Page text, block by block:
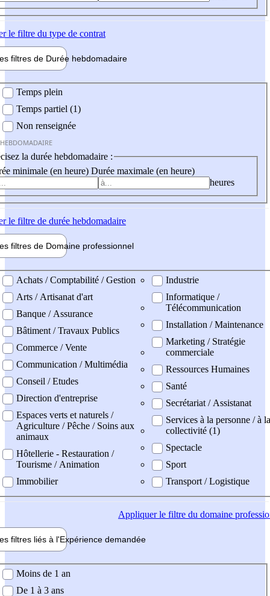
le filtre du type de contrat
filtres de Durée hebdomadaire
Temps plein
Temps partiel (1)
Non renseignée
la durée hebdomadaire :
minimale (en heure) Durée maximale (en heure)
heures
le filtre de durée hebdomadaire
filtres de Domaine professionnel
professionel
Achats / Comptabilité / Gestion
Arts / Artisanat d'art
Banque / Assurance
Bâtiment / Travaux Publics
Commerce / Vente
Communication / Multimédia
Conseil / Etudes
Direction d'entreprise
Espaces verts et naturels /
Agriculture / Pêche / Soins aux
animaux
Hôtellerie - Restauration /
Tourisme / Animation
Immobilier
Industrie
Informatique /
Télécommunication
Installation / Maintenance
Marketing / Stratégie
commerciale
Ressources Humaines
Santé
Secrétariat / Assistanat
Services à la personne / à la
collectivité (1)
Spectacle
Sport
Transport / Logistique
Appliquerle filtre du domaine
filtres liés à l'Expérience demandée
demandée
Moins de 1 an
De 1 à 3 ans